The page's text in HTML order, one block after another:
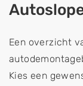
Een overzicht
Kies een